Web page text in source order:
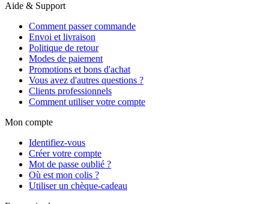
Aide & Support
Comment passer commande
Envoi et livraison
Politique de retour
Modes de paiement
Promotions et bons d'achat
Vous avez d'autres questions ?
Clients professionnels
Comment utiliser votre compte
Mon compte
Identifiez-vous
Créer votre compte
Mot de passe oublié ?
Où est mon colis ?
Utiliser un chèque-cadeau